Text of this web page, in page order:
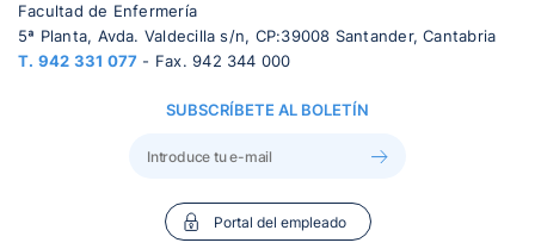
Facultad de Enfermería
5ª Planta, Avda. Valdecilla s/n, CP:39008 Santander, Cantabria
T. 942 331 077 - Fax. 942 344 000
Portal del empleado
SUBSCRÍBETE AL BOLETÍN